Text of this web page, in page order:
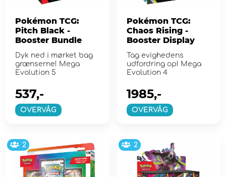
Pokémon TCG:
Pitch Black -
Booster Bundle
Dyk ned i mørket bag
grænserne! Mega
Evolution 5
OVERVÅG
537,-
Pokémon TCG:
Chaos Rising -
Booster Display
Tag evighedens
udfordring op! Mega
Evolution 4
OVERVÅG
1985,-
2 2